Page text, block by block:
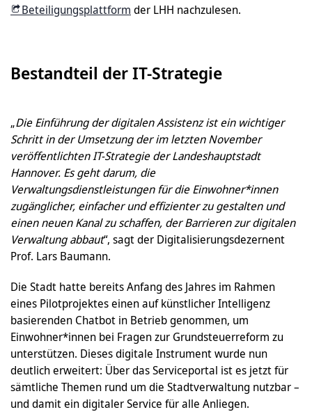
Beteiligungsplattform der LHH nachzulesen.
Bestandteil der IT-Strategie
„Die Einführung der digitalen Assistenz ist ein wichtiger
Schritt in der Umsetzung der im letzten November
veröffentlichten IT-Strategie der Landeshauptstadt
Hannover. Es geht darum, die
Verwaltungsdienstleistungen für die Einwohner*innen
zugänglicher, einfacher und effizienter zu gestalten und
einen neuen Kanal zu schaffen, der Barrieren zur digitalen
Verwaltung abbaut“, sagt der Digitalisierungsdezernent
Prof. Lars Baumann.
Die Stadt hatte bereits Anfang des Jahres im Rahmen
eines Pilotprojektes einen auf künstlicher Intelligenz
basierenden Chatbot in Betrieb genommen, um
Einwohner*innen bei Fragen zur Grundsteuerreform zu
unterstützen. Dieses digitale Instrument wurde nun
deutlich erweitert: Über das Serviceportal ist es jetzt für
sämtliche Themen rund um die Stadtverwaltung nutzbar –
und damit ein digitaler Service für alle Anliegen.